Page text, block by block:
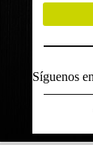
Síguenos